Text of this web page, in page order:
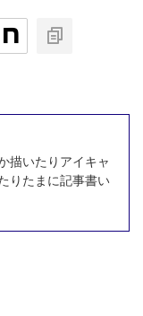
描いたりアイキャ
りたまに記事書い